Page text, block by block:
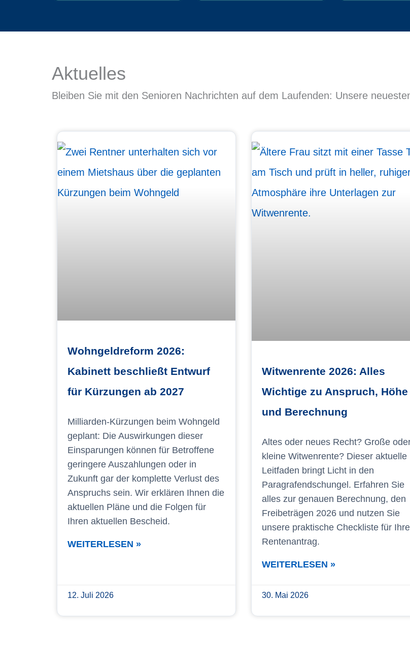
Aktuelles
Bleiben Sie mit den Senioren Nachrichten auf dem Laufenden: Unsere
Wohngeldreform 2026:
Kabinett beschließt Entwurf
für Kürzungen ab 2027
Milliarden-Kürzungen beim Wohngeld
geplant: Die Auswirkungen dieser
Einsparungen können für Betroffene
geringere Auszahlungen oder in
Zukunft gar der komplette Verlust des
Anspruchs sein. Wir erklären Ihnen die
aktuellen Pläne und die Folgen für
Ihren aktuellen Bescheid.
WEITERLESEN »
12. Juli 2026
Witwenrente 2026: Alles
Wichtige zu Anspruch, Höhe
und Berechnung
Altes oder neues Recht? Große
kleine Witwenrente? Dieser aktuelle
Leitfaden bringt Licht in den
Paragrafendschungel. Erfahren Sie
alles zur genauen Berechnung, den
Freibeträgen 2026 und nutzen Sie
unsere praktische Checkliste für
Rentenantrag.
WEITERLESEN »
30. Mai 2026